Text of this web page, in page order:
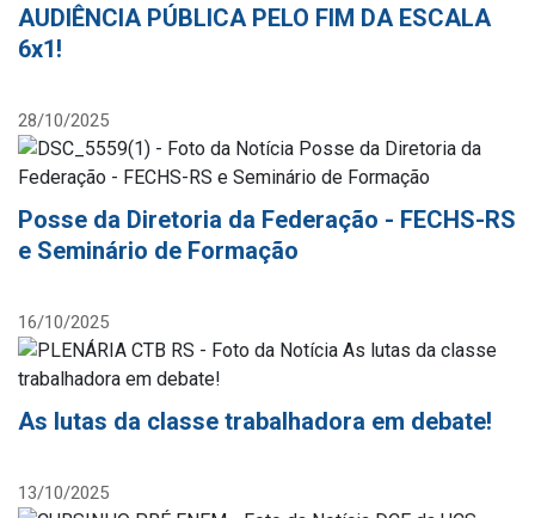
AUDIÊNCIA PÚBLICA PELO FIM DA ESCALA
6x1!
28/10/2025
Posse da Diretoria da Federação - FECHS-RS
e Seminário de Formação
16/10/2025
As lutas da classe trabalhadora em debate!
13/10/2025